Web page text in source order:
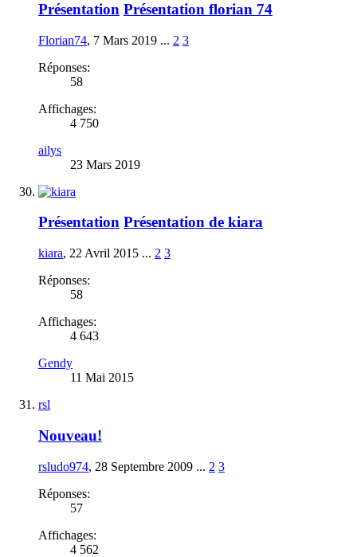
Présentation Présentation florian 74
Florian74, 7 Mars 2019 ... 2 3
Réponses:
58
Affichages:
4 750
ailys
23 Mars 2019
Présentation Présentation de kiara
kiara, 22 Avril 2015 ... 2 3
Réponses:
58
Affichages:
4 643
Gendy
11 Mai 2015
rsl
Nouveau!
rsludo974, 28 Septembre 2009 ... 2 3
Réponses:
57
Affichages:
4 562